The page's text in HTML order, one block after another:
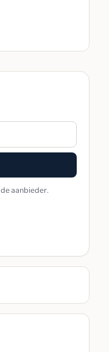
aanbieder.